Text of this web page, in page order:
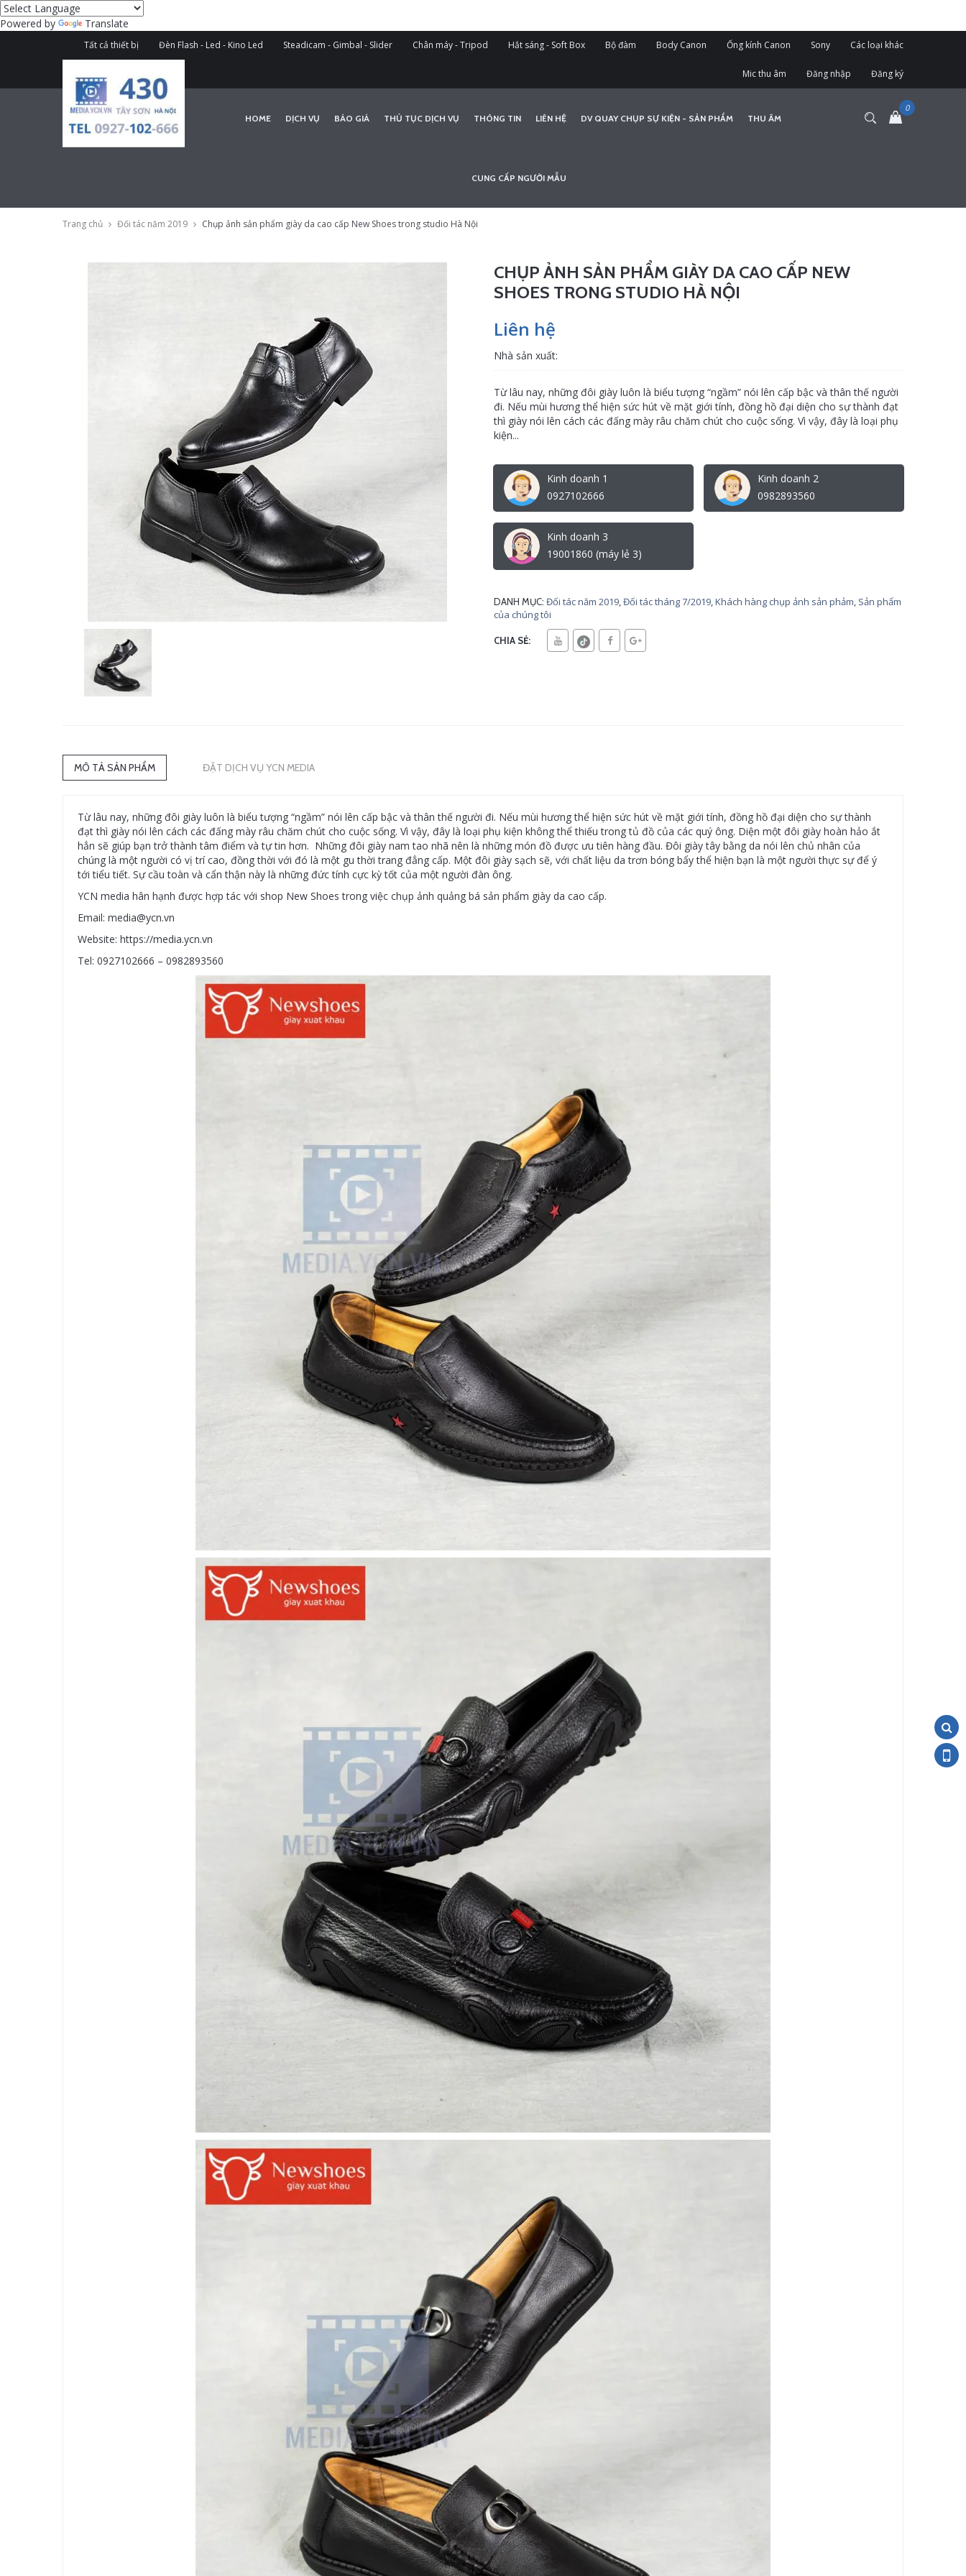
Powered by Translate
Tất cả thiết bị Đèn Flash - Led - Kino Led Steadicam - Gimbal - Slider Chân máy - Tripod Hắt sáng - Soft Box Bộ đàm Body Canon Ống kính Canon Sony Các loại khác
Mic thu âm Đăng nhập Đăng ký
HOME DỊCH VỤ BÁO GIÁ THỦ TỤC DỊCH VỤ THÔNG TIN LIÊN HỆ DV QUAY CHỤP SỰ KIỆN - SẢN PHẨM THU ÂM
CUNG CẤP NGƯỜI MẪU
Trang chủ Đối tác năm 2019 Chụp ảnh sản phẩm giày da cao cấp New Shoes trong studio Hà Nội
CHỤP ẢNH SẢN PHẨM GIÀY DA CAO CẤP NEW
SHOES TRONG STUDIO HÀ NỘI
Liên hệ
Nhà sản xuất:
Từ lâu nay, những đôi giày luôn là biểu tượng “ngầm” nói lên cấp bậc và thân thế người
đi. Nếu mùi hương thể hiện sức hút về mặt giới tính, đồng hồ đại diện cho sự thành đạt
thì giày nói lên cách các đấng mày râu chăm chút cho cuộc sống. Vì vậy, đây là loại phụ
kiện...
Kinh doanh 1
0927102666
Kinh doanh 2
0982893560
Kinh doanh 3
19001860 (máy lẻ 3)
DANH MỤC: Đối tác năm 2019,Đối tác tháng 7/2019,Khách hàng chụp ảnh sản phảm, Sản phẩm
của chúng tôi
CHIA SẺ:
MÔ TẢ SẢN PHẨM ĐẶT DỊCH VỤ YCN MEDIA
Từ lâu nay, những đôi giày luôn là biểu tượng “ngầm” nói lên cấp bậc và thân thế người đi. Nếu mùi hương thể hiện sức hút về mặt giới tính, đồng hồ đại diện cho sự thành
đạt thì giày nói lên cách các đấng mày râu chăm chút cho cuộc sống. Vì vậy, đây là loại phụ kiện không thể thiếu trong tủ đồ của các quý ông. Diện một đôi giày hoàn hảo ắt
hẳn sẽ giúp bạn trở thành tâm điểm và tự tin hơn. Những đôi giày nam tao nhã nên là những món đồ được ưu tiên hàng đầu. Đôi giày tây bằng da nói lên chủ nhân của
chúng là một người có vị trí cao, đồng thời với đó là một gu thời trang đẳng cấp. Một đôi giày sạch sẽ, với chất liệu da trơn bóng bẩy thể hiện bạn là một người thực sự để ý
tới tiểu tiết. Sự cầu toàn và cẩn thận này là những đức tính cực kỳ tốt của một người đàn ông.
YCN media hân hạnh được hợp tác với shop New Shoes trong việc chụp ảnh quảng bá sản phẩm giày da cao cấp.
Email: media@ycn.vn
Website: https://media.ycn.vn
Tel: 0927102666 – 0982893560